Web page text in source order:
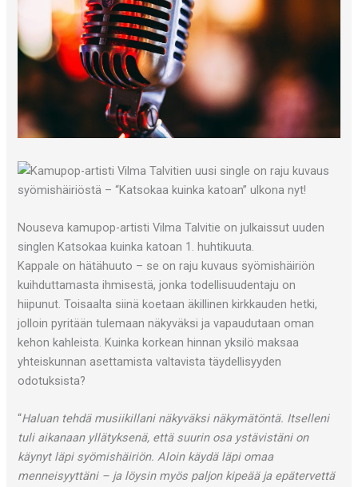
Nouseva kamupop-artisti Vilma Talvitie on julkaissut uuden
singlen Katsokaa kuinka katoan 1. huhtikuuta.
Kappale on hätähuuto – se on raju kuvaus syömishäiriön
kuihduttamasta ihmisestä, jonka todellisuudentaju on
hiipunut. Toisaalta siinä koetaan äkillinen kirkkauden hetki,
jolloin pyritään tulemaan näkyväksi ja vapaudutaan oman
kehon kahleista. Kuinka korkean hinnan yksilö maksaa
yhteiskunnan asettamista valtavista täydellisyyden
odotuksista?
“Haluan tehdä musiikillani näkyväksi näkymätöntä. Itselleni
tuli aikanaan yllätyksenä, että suurin osa ystävistäni on
käynyt läpi syömishäiriön. Aloin käydä läpi omaa
menneisyyttäni – ja löysin myös paljon kipeää ja epätervettä